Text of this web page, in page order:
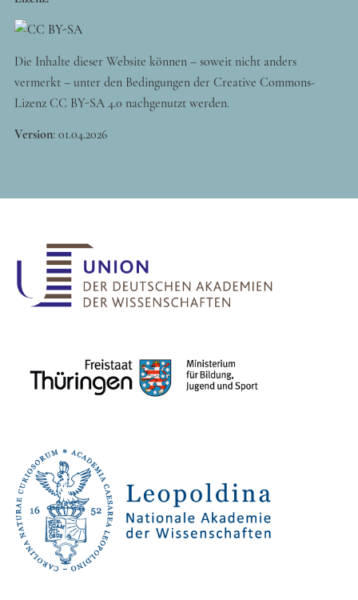
Die Inhalte dieser Website können – soweit nicht anders
vermerkt – unter den Bedingungen der Creative Commons-
Lizenz CC BY-SA 4.0 nachgenutzt werden.
Version: 01.04.2026